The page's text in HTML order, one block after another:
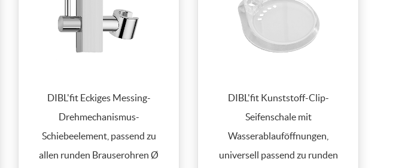
DIBL'fit Eckiges Messing-
Drehmechanismus-
Schiebeelement, passend zu
allen runden Brauserohren Ø
DIBL'fit Kunststoff-Clip-
Seifenschale mit
Wasserablauföffnungen,
universell passend zu runden